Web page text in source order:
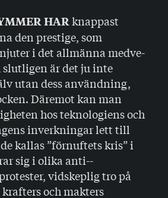
HARknappast
den prestige, som
i det allmänna medve­
slutligen är det ju inte
utan dess användning,
Däremot kan man
hos teknologiens och
inverkningar lett till
kallas ”förnuftets kris” i
sig i olika anti-­
vidskeplig tro på
och makters